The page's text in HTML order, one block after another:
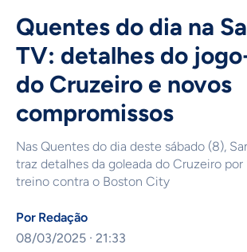
Quentes do dia na
TV: detalhes do
do Cruzeiro e novos
compromissos
Nas Quentes do dia deste sábado (8),
traz detalhes da goleada do Cruzeiro
treino contra o Boston City
Por Redação
08/03/2025 · 21:33